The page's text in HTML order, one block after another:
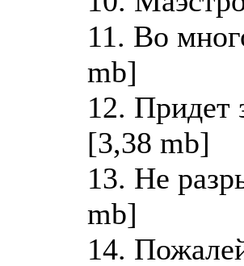
11. Во
mb]
12. Придет
[3,38 mb]
13. Не
mb]
14.